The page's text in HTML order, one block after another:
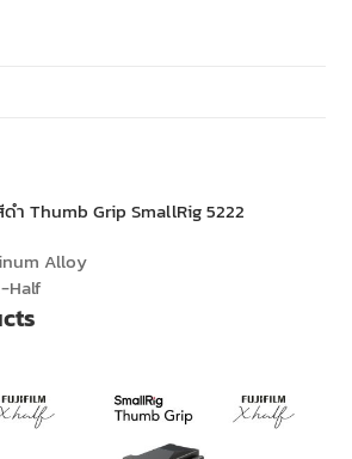
ำ Thumb Grip SmallRig 5222
Alloy
Half